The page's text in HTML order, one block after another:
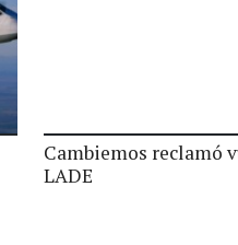
Cambiemos reclamó
LADE